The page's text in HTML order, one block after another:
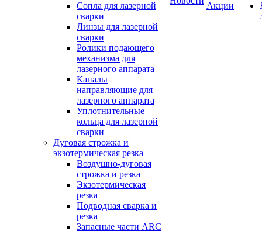
Сопла для лазерной
сварки
Линзы для лазерной
сварки
Ролики подающего
механизма для
лазерного аппарата
Каналы
направляющие для
лазерного аппарата
Уплотнительные
кольца для лазерной
сварки
Дуговая строжка и
экзотермическая резка
Воздушно-дуговая
строжка и резка
Экзотермическая
резка
Подводная сварка и
резка
Запасные части ARC
Акции